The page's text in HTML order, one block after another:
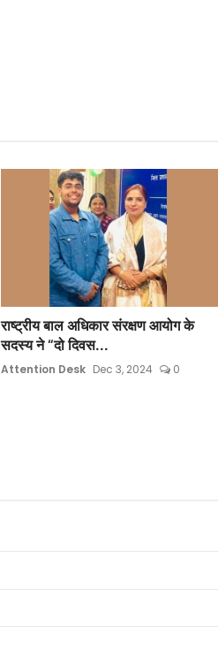
राष्ट्रीय बाल अधिकार संरक्षण आयोग के
सदस्य ने “दो दिवस...
Attention Desk Dec 3, 2024 0